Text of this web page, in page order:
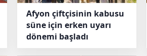
Afyon çiftçisinin kabusu
süne için erken uyarı
dönemi başladı